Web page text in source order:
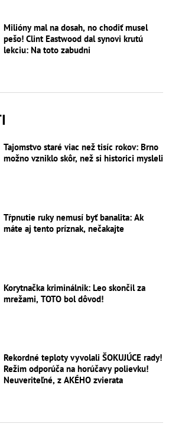
Milióny mal na dosah, no chodiť musel
pešo! Clint Eastwood dal synovi krutú
lekciu: Na toto zabudni
Tajomstvo staré viac než tisíc rokov: Brno
možno vzniklo skôr, než si historici mysleli
Tŕpnutie ruky nemusí byť banalita: Ak
máte aj tento príznak, nečakajte
Korytnačka kriminálnik: Leo skončil za
mrežami, TOTO bol dôvod!
Rekordné teploty vyvolali ŠOKUJÚCE rady!
Režim odporúča na horúčavy polievku!
Neuveriteľné, z AKÉHO zvierata